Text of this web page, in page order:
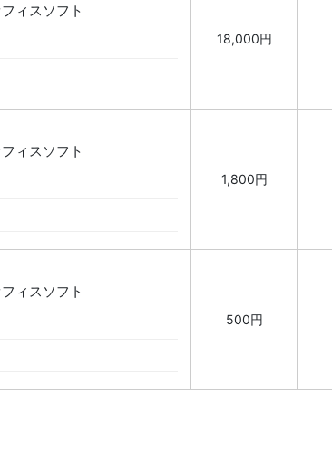
ィスソフト
18,000円
ィスソフト
1,800円
ィスソフト
500円